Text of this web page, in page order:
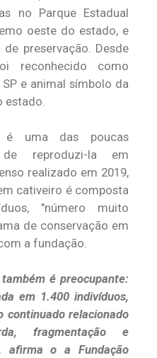
no Parque Estadual
oeste do estado, e
preservação. Desde
reconhecido como
e animal símbolo da
estado.
uma das poucas
reproduzi-la em
realizado em 2019,
cativeiro é composta
"número muito
de conservação em
a fundação.
é preocupante:
em 1.400 indivíduos,
continuado relacionado
fragmentação e
afirma o a Fundação